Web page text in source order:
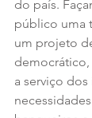
do país.
público uma
um projeto
a serviço dos